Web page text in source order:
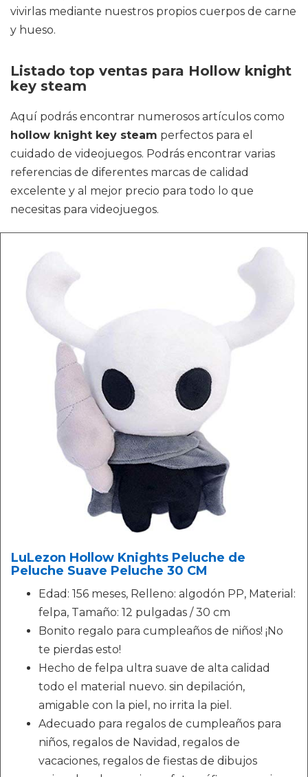
vivirlas mediante nuestros propios cuerpos de carne
y hueso.
Listado top ventas para Hollow knight
key steam
Aquí podrás encontrar numerosos artículos como
hollow knight key steam perfectos para el
cuidado de videojuegos. Podrás encontrar varias
referencias de diferentes marcas de calidad
excelente y al mejor precio para todo lo que
necesitas para videojuegos.
LuLezon Hollow Knights Peluche de
Peluche Suave Peluche 30 CM
Edad: 156 meses, Relleno: algodón PP, Material:
felpa, Tamaño: 12 pulgadas / 30 cm
Bonito regalo para cumpleaños de niños! ¡No
te pierdas esto!
Hecho de felpa ultra suave de alta calidad
todo el material nuevo. sin depilación,
amigable con la piel, no irrita la piel.
Adecuado para regalos de cumpleaños para
niños, regalos de Navidad, regalos de
vacaciones, regalos de fiestas de dibujos